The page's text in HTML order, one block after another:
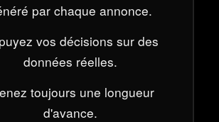
par chaque annonce.
vos décisions sur des
données réelles.
toujours une longueur
d'avance.